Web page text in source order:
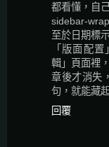
都看懂，自
sidebar-
至於日期標
「版面配
輯」頁面裡
章後才消失
句，就能藏
回覆